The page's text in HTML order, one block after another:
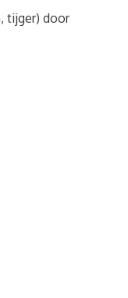
tijger) door